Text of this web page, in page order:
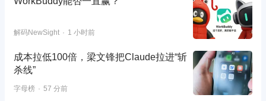
解码NewSight 1 小时前
成本拉低100倍，梁文锋把Claude拉进“斩
杀线”
字母榜 57 分前